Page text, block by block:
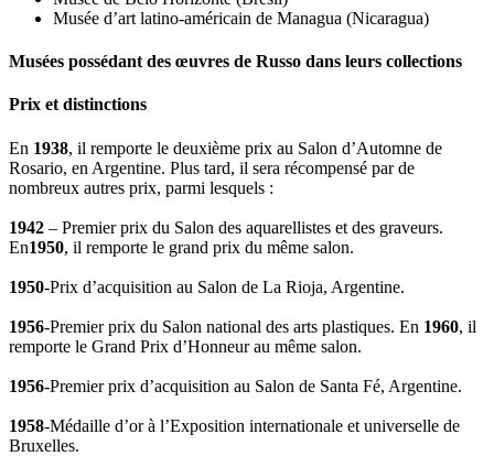
Musée d’art latino-américain de Managua (Nicaragua)
Musées possédant des œuvres de Russo dans leurs collections
Prix et distinctions
En 1938, il remporte le deuxième prix au Salon d’Automne de
Rosario, en Argentine. Plus tard, il sera récompensé par de
nombreux autres prix, parmi lesquels :
1942 – Premier prix du Salon des aquarellistes et des graveurs.
En1950, il remporte le grand prix du même salon.
1950-Prix d’acquisition au Salon de La Rioja, Argentine.
1956-Premier prix du Salon national des arts plastiques. En 1960, il
remporte le Grand Prix d’Honneur au même salon.
1956-Premier prix d’acquisition au Salon de Santa Fé, Argentine.
1958-Médaille d’or à l’Exposition internationale et universelle de
Bruxelles.